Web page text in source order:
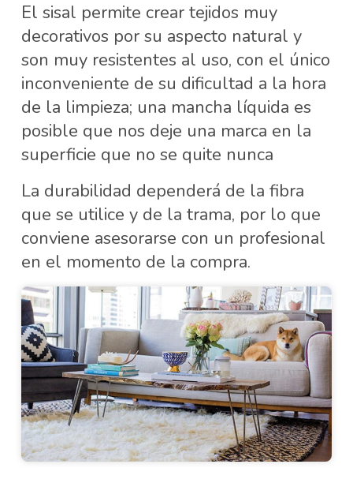
El sisal permite crear tejidos muy
decorativos por su aspecto natural y
son muy resistentes al uso, con el único
inconveniente de su dificultad a la hora
de la limpieza; una mancha líquida es
posible que nos deje una marca en la
superficie que no se quite nunca
La durabilidad dependerá de la fibra
que se utilice y de la trama, por lo que
conviene asesorarse con un profesional
en el momento de la compra.